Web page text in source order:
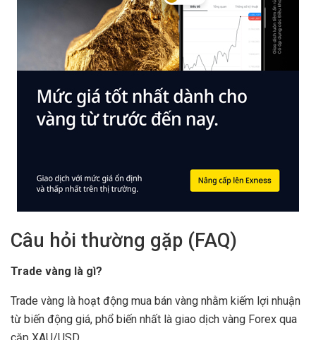
Câu hỏi thường gặp (FAQ)
Trade vàng là gì?
Trade vàng là hoạt động mua bán vàng nhằm kiếm lợi nhuận
từ biến động giá, phổ biến nhất là giao dịch vàng Forex qua